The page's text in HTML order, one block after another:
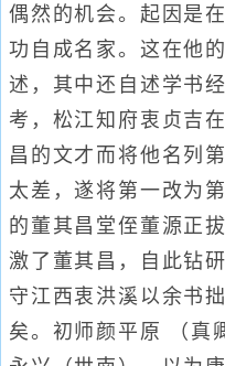
偶然的机会。起因是
功自成名家。这在他
述，其中还自述学书
考，松江知府衷贞吉
昌的文才而将他名列
太差，遂将第一改为
的董其昌堂侄董源正
激了董其昌，自此钻
守江西衷洪溪以余书
矣。初师颜平原 （真